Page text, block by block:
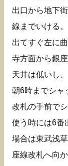
出口から地下
線までいける
出てすぐ左に
寺方面から銀
天井は低いし
朝6時までシャ
改札の手前で
使う時には6番
場合は東武浅
座線改札へ向